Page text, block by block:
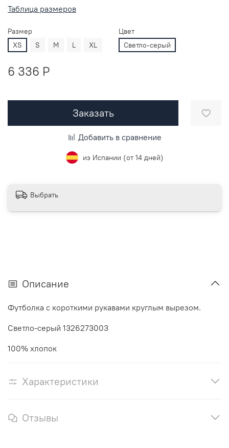
Таблица размеров
Размер
XS
S M L XL
Цвет
Светло-серый
6 336 P
Заказать
Добавить в сравнение
из Испании (от 14 дней)
Выбрать
Описание
Футболка с короткими рукавами круглым вырезом.
Светло-серый 1326273003
100% хлопок
Характеристики
Отзывы